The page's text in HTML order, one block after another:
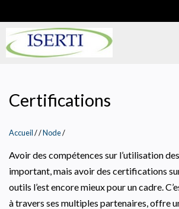
au
contenu
principal
Certifications
Accueil/ Node/
Avoir des compétences sur l’utilisation
important, mais avoir des certifications
outils l’est encore mieux pour un cadre.
à travers ses multiples partenaires, offre